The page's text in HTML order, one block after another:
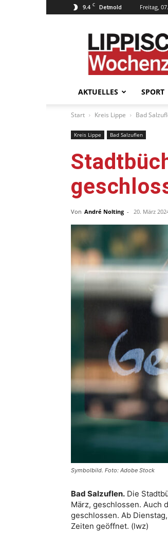
9.4 C Detmold Freitag,
–
AKTUELLES SPORT
Start Kreis Lippe Bad
Kreis Lippe Bad Salzuflen
Von André Nolting - 20. März
Symbolbild. Foto: Adobe Stock
Bad Salzuflen. Die
März, geschlossen. Auch
geschlossen. Ab
Zeiten geöffnet. (lwz)